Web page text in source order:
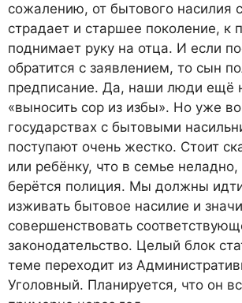
сожалению, от бытового насилия
страдает и старшее поколение, к
поднимает руку на отца. И если
обратится с заявлением, то сын
предписание. Да, наши люди ещё
«выносить сор из избы». Но уже
государствах с бытовыми
поступают очень жестко. Стоит
или ребёнку, что в семье неладно,
берётся полиция. Мы должны
изживать бытовое насилие и
совершенствовать
законодательство. Целый блок
теме переходит из
Уголовный. Планируется, что он